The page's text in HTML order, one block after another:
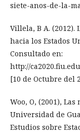
siete-anos-de-la-
Villela, B A.
hacia los Estados
Consultado en:
http://
[10 de Octubre del
Woo, O, (2001),
Universidad de
Estudios sobre